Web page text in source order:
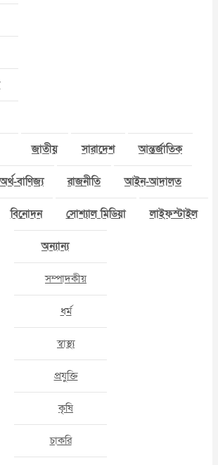
জাতীয় সারাদেশ আন্তর্জাতিক
অর্থ-বাণিজ্য রাজনীতি আইন-আদালত
বিনোদন সোশ্যাল মিডিয়া লাইফস্টাইল
অন্যান্য
সম্পাদকীয়
ধর্ম
স্বাস্থ্য
প্রযুক্তি
কৃষি
চাকরি